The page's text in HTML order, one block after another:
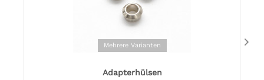
Mehrere Varianten
Adapterhülsen